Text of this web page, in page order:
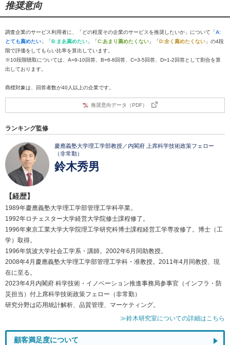
推奨意向
調査企業のサービス利用者に、「どの程度その企業のサービスを推奨したいか」について「A:
とても薦めたい 」「B:まあ薦めたい 」「C:あまり薦めたくない 」「D:全く薦めたくない 」の4段
階で評価をしてもらい比率を算出しています。
※10段階聴取については、A=9-10回答、B=6-8回答、C=3-5回答、D=1-2回答として割合を算
出しております。
商標対象は、回答者数が40人以上の企業です。
推奨意向データ（PDF）
ランキング監修
慶應義塾大学理工学部教授／内閣府 上席科学技術政策フェロー
（非常勤）
鈴木秀男
【経歴】
1989年慶應義塾大学理工学部管理工学科卒業。
1992年ロチェスター大学経営大学院修士課程修了。
1996年東京工業大学大学院理工学研究科博士課程経営工学専攻修了。博士（工
学）取得。
1996年筑波大学社会工学系・講師。2002年6月同助教授。
2008年4月慶應義塾大学理工学部管理工学科・准教授。2011年4月同教授、現
在に至る。
2023年4月内閣府 科学技術・イノベーション推進事務局参事官（インフラ・防
災担当）付上席科学技術政策フェロー（非常勤）
研究分野は応用統計解析、品質管理、マーケティング。
≫鈴木研究室についての詳細はこちら
顧客満足度について